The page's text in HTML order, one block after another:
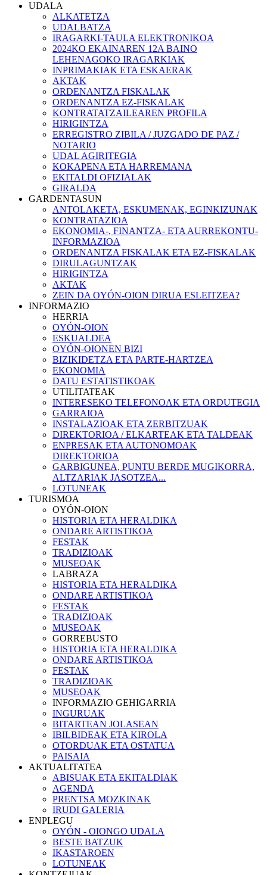
UDALA
ALKATETZA
UDALBATZA
IRAGARKI-TAULA ELEKTRONIKOA
2024KO EKAINAREN 12A BAINO
LEHENAGOKO IRAGARKIAK
INPRIMAKIAK ETA ESKAERAK
AKTAK
ORDENANTZA FISKALAK
ORDENANTZA EZ-FISKALAK
KONTRATATZAILEAREN PROFILA
HIRIGINTZA
ERREGISTRO ZIBILA / JUZGADO DE PAZ /
NOTARIO
UDAL AGIRITEGIA
KOKAPENA ETA HARREMANA
EKITALDI OFIZIALAK
GIRALDA
GARDENTASUN
ANTOLAKETA, ESKUMENAK, EGINKIZUNAK
KONTRATAZIOA
EKONOMIA-, FINANTZA- ETA AURREKONTU-
INFORMAZIOA
ORDENANTZA FISKALAK ETA EZ-FISKALAK
DIRULAGUNTZAK
HIRIGINTZA
AKTAK
ZEIN DA OYÓN-OION DIRUA ESLEITZEA?
INFORMAZIO
HERRIA
OYÓN-OION
ESKUALDEA
OYÓN-OIONEN BIZI
BIZIKIDETZA ETA PARTE-HARTZEA
EKONOMIA
DATU ESTATISTIKOAK
UTILITATEAK
INTERESEKO TELEFONOAK ETA ORDUTEGIA
GARRAIOA
INSTALAZIOAK ETA ZERBITZUAK
DIREKTORIOA / ELKARTEAK ETA TALDEAK
ENPRESAK ETA AUTONOMOAK
DIREKTORIOA
GARBIGUNEA, PUNTU BERDE MUGIKORRA,
ALTZARIAK JASOTZEA...
LOTUNEAK
TURISMOA
OYÓN-OION
HISTORIA ETA HERALDIKA
ONDARE ARTISTIKOA
FESTAK
TRADIZIOAK
MUSEOAK
LABRAZA
HISTORIA ETA HERALDIKA
ONDARE ARTISTIKOA
FESTAK
TRADIZIOAK
MUSEOAK
GORREBUSTO
HISTORIA ETA HERALDIKA
ONDARE ARTISTIKOA
FESTAK
TRADIZIOAK
MUSEOAK
INFORMAZIO GEHIGARRIA
INGURUAK
BITARTEAN JOLASEAN
IBILBIDEAK ETA KIROLA
OTORDUAK ETA OSTATUA
PAISAIA
AKTUALITATEA
ABISUAK ETA EKITALDIAK
AGENDA
PRENTSA MOZKINAK
IRUDI GALERIA
ENPLEGU
OYÓN - OIONGO UDALA
BESTE BATZUK
IKASTAROEN
LOTUNEAK